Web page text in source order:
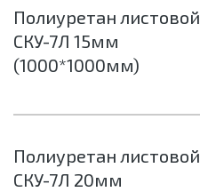
Полиуретан листовой
СКУ-7Л 15мм
(1000*1000мм)
Полиуретан листовой
СКУ-7Л 20мм